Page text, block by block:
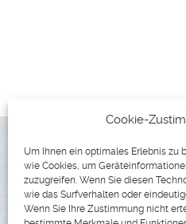
Cookie-
Um Ihnen ein optimales Erlebnis zu
wie Cookies, um
zuzugreifen. Wenn Sie diesen
wie das Surfverhalten oder
Wenn Sie Ihre Zustimmung nicht